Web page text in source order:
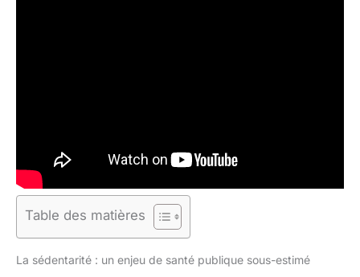
Table des matières
La sédentarité : un enjeu de santé publique sous-estimé